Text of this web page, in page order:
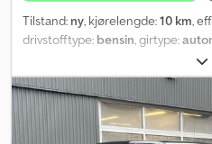
Tilstand: ny, kjørelengde:10 km,
drivstofftype: bensin, girtype:
, totalvekt:
maksimal lastevekt:1 062 kg,
1 711 mm, drivstofforbruk
(utenfor by):
10,7 l/100 km,
, CO₂-utslipp:288 g/km,